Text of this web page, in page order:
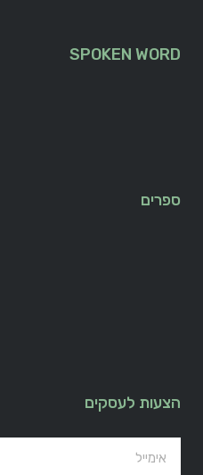
SPOKEN WORD
ספרים
הצעות לעסקים